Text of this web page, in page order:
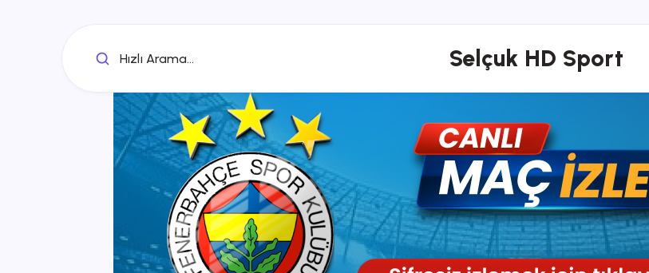
Hızlı Arama... Selçuk HD Sport